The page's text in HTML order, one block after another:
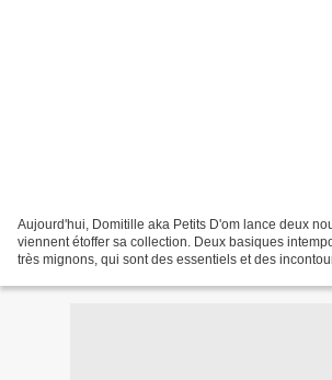
Aujourd'hui, Domitille aka Petits D'om lance deux
viennent étoffer sa collection. Deux basiques
très mignons, qui sont des essentiels et des